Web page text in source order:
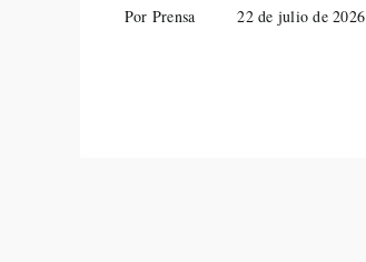
Por Prensa 22 de julio de 2026